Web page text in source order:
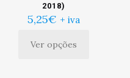
2018)
5,25€ + iva
Ver opções
Este